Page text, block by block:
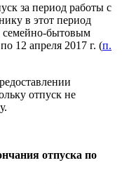
за период работы с
в этот период
семейно-бытовым
12 апреля 2017 г. (п.
отпуск не
отпуска по